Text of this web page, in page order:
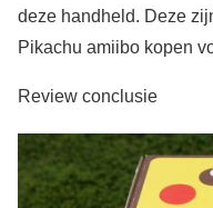
deze handheld. Deze
Pikachu amiibo kopen
Review conclusie